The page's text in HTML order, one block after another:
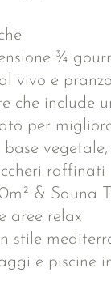
¾
vivo e
che include
per
vegetale,
raffinati
& Sauna
aree relax
stile
e piscine